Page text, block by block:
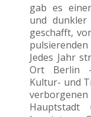
gab es
und
geschafft,
Jedes Jahr
Ort Berlin
Kultur- und